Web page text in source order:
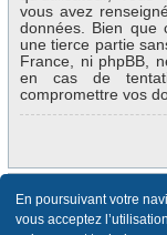
En poursuivant votre
vous acceptez
vous avez
données. Bien que
une tierce partie
France, ni phpBB,
en cas de
compromettre vos
Accueil du forum